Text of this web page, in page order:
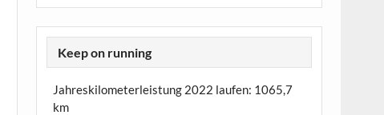
Keep on running
Jahreskilometerleistung 2022 laufen: 1065,7
km